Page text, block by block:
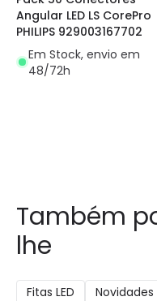
Angular LED LS CorePro
PHILIPS 929003167702
Em Stock, envio em
48/72h
Também
lhe
Fitas LED Novidades